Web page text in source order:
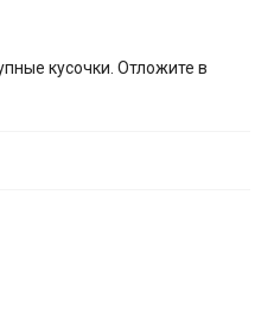
кусочки. Отложите в